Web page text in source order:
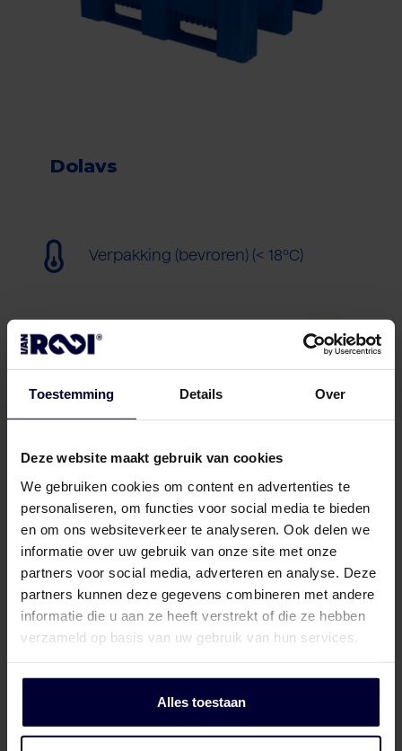
Toestemming Details Over
Deze website maakt gebruik van cookies
We gebruiken cookies om content en advertenties te
personaliseren, om functies voor social media te bieden
en om ons websiteverkeer te analyseren. Ook delen we
informatie over uw gebruik van onze site met onze
partners voor social media, adverteren en analyse. Deze
partners kunnen deze gegevens combineren met andere
informatie die u aan ze heeft verstrekt of die ze hebben
verzameld op basis van uw gebruik van hun services.
Alles toestaan
Dolavs
Verpakking (bevroren) (< 18ºC)